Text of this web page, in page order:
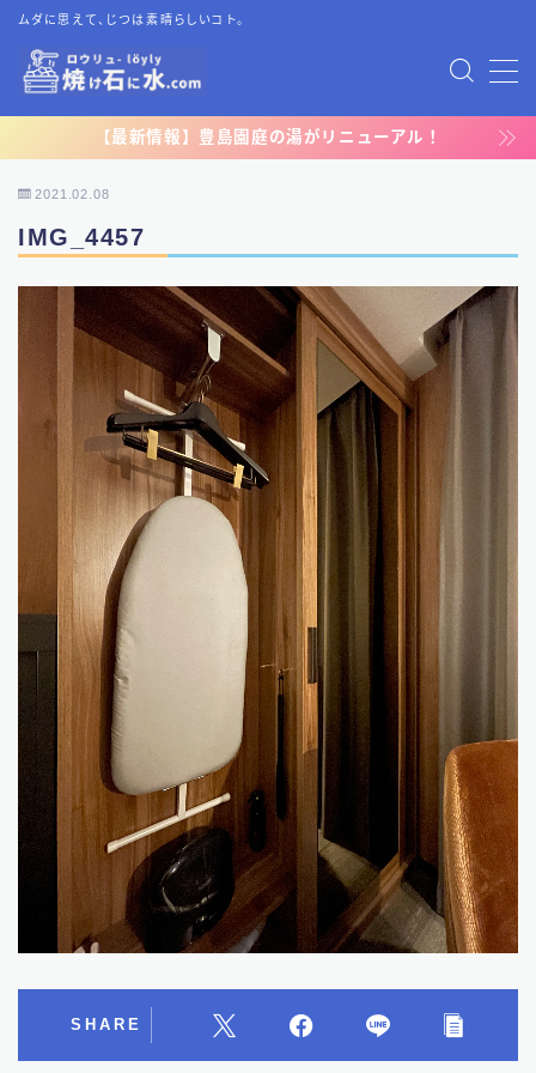
ムダに思えて、じつは素晴らしいコト。
MENU
TOP
プライバシーポリシー
運営者情報
お問い合わせ
【最新情報】豊島園庭の湯がリニューアル！
2021.02.08
IMG_4457
SHARE